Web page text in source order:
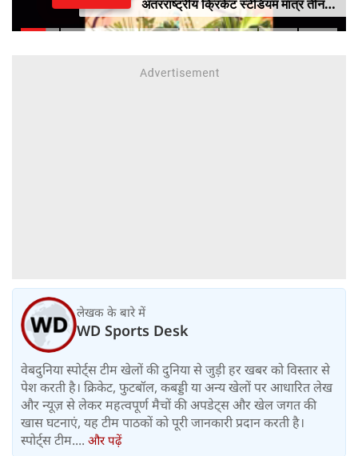
अंतरराष्ट्रीय क्रिकेट स्टेडियम मात्र तीन
महीने में लगभग 20% तैयार
लेखक के बारे में
WD Sports Desk
वेबदुनिया स्पोर्ट्स टीम खेलों की दुनिया से जुड़ी हर खबर को विस्तार से
पेश करती है। क्रिकेट, फुटबॉल, कबड्डी या अन्य खेलों पर आधारित लेख
और न्यूज़ से लेकर महत्वपूर्ण मैचों की अपडेट्स और खेल जगत की
खास घटनाएं, यह टीम पाठकों को पूरी जानकारी प्रदान करती है।
स्पोर्ट्स टीम.... और पढ़ें